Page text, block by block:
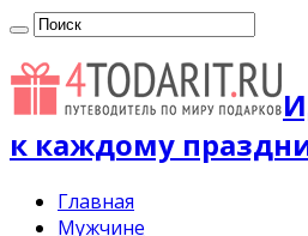
к каждому
Главная
Мужчине